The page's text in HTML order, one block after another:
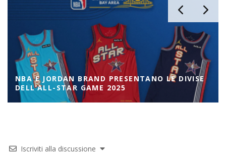
NBA E JORDAN BRAND PRESENTANO LE DIVISE
DELL’ALL-STAR GAME 2025
Iscriviti alla discussione